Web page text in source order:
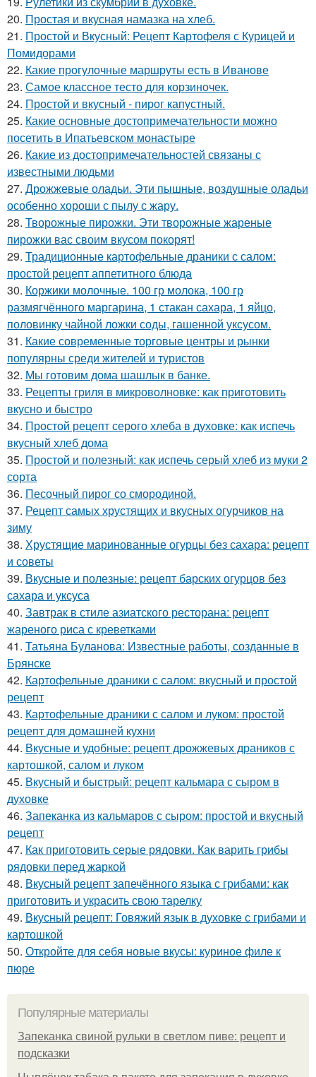
20. Простая и вкусная намазка на хлеб.
21. Простой и Вкусный: Рецепт Картофеля с Курицей и
Помидорами
22. Какие прогулочные маршруты есть в Иванове
23. Самое классное тесто для корзиночек.
24. Простой и вкусный - пирог капустный.
25. Какие основные достопримечательности можно
посетить в Ипатьевском монастыре
26. Какие из достопримечательностей связаны с
известными людьми
27. Дрожжевые оладьи. Эти пышные, воздушные оладьи
особенно хороши с пылу с жару.
28. Творожные пирожки. Эти творожные жареные
пирожки вас своим вкусом покорят!
29. Традиционные картофельные драники с салом:
простой рецепт аппетитного блюда
30. Коржики молочные. 100 гр молока, 100 гр
размягчённого маргарина, 1 стакан сахара, 1 яйцо,
половинку чайной ложки соды, гашенной уксусом.
31. Какие современные торговые центры и рынки
популярны среди жителей и туристов
32. Мы готовим дома шашлык в банке.
33. Рецепты гриля в микроволновке: как приготовить
вкусно и быстро
34. Простой рецепт серого хлеба в духовке: как испечь
вкусный хлеб дома
35. Простой и полезный: как испечь серый хлеб из муки 2
сорта
36. Песочный пирог со смородиной.
37. Рецепт самых хрустящих и вкусных огурчиков на
зиму
38. Хрустящие маринованные огурцы без сахара: рецепт
и советы
39. Вкусные и полезные: рецепт барских огурцов без
сахара и уксуса
40. Завтрак в стиле азиатского ресторана: рецепт
жареного риса с креветками
41. Татьяна Буланова: Известные работы, созданные в
Брянске
42. Картофельные драники с салом: вкусный и простой
рецепт
43. Картофельные драники с салом и луком: простой
рецепт для домашней кухни
44. Вкусные и удобные: рецепт дрожжевых драников с
картошкой, салом и луком
45. Вкусный и быстрый: рецепт кальмара с сыром в
духовке
46. Запеканка из кальмаров с сыром: простой и вкусный
рецепт
47. Как приготовить серые рядовки. Как варить грибы
рядовки перед жаркой
48. Вкусный рецепт запечённого языка с грибами: как
приготовить и украсить свою тарелку
49. Вкусный рецепт: Говяжий язык в духовке с грибами и
картошкой
50. Откройте для себя новые вкусы: куриное филе к
пюре
Популярные материалы
Запеканка свиной рульки в светлом пиве: рецепт и
подсказки